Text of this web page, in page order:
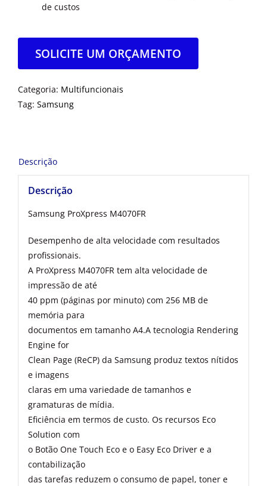
de custos
SOLICITE UM ORÇAMENTO
Categoria: Multifuncionais
Tag: Samsung
Descrição
Descrição
Samsung ProXpress M4070FR
Desempenho de alta velocidade com resultados
profissionais.
A ProXpress M4070FR tem alta velocidade de
impressão de até
40 ppm (páginas por minuto) com 256 MB de
memória para
documentos em tamanho A4.A tecnologia Rendering
Engine for
Clean Page (ReCP) da Samsung produz textos nítidos
e imagens
claras em uma variedade de tamanhos e
gramaturas de mídia.
Eficiência em termos de custo. Os recursos Eco
Solution com
o Botão One Touch Eco e o Easy Eco Driver e a
contabilização
das tarefas reduzem o consumo de papel, toner e